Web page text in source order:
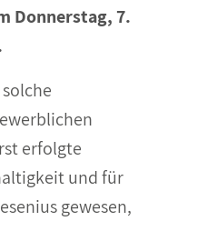
Donnerstag, 7.
erfolgte
und für
gewesen,